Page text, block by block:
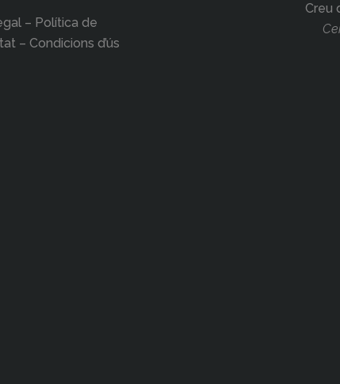
– Política de
– Condicions d’ús
Creu